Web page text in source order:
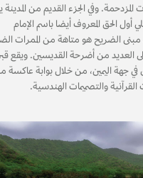
المزدحمة. وفي الجزء القديم من
أول الحق المعروف أيضا باسم الإمام
الضريح هو متاهة من الممرات
العديد من أضرحة القديسين. ويقع
في جهة اليمين، من خلال بوابة عاكسة
القرآنية والتصميمات الهندسية.